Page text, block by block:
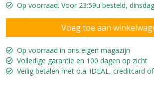
Op voorraad. Voor 23:59u besteld,
Op voorraad in ons eigen magazijn
Volledige garantie en 100 dagen op zicht
Veilig betalen met o.a. iDEAL, creditcard